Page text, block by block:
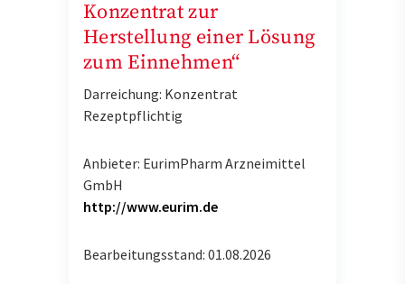
Konzentrat zur
Herstellung einer Lösung
zum Einnehmen“
Darreichung: Konzentrat
Rezeptpflichtig
Anbieter: EurimPharm Arzneimittel
GmbH
http://www.eurim.de
Bearbeitungsstand: 01.08.2026